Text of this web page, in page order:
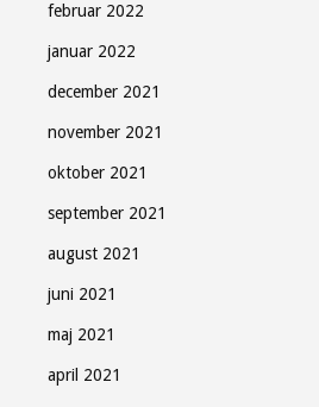
februar 2022
januar 2022
december 2021
november 2021
oktober 2021
september 2021
august 2021
juni 2021
maj 2021
april 2021